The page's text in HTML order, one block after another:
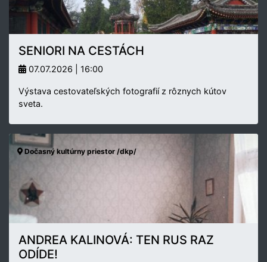
SENIORI NA CESTÁCH
07.07.2026 | 16:00
Výstava cestovateľských fotografií z rôznych kútov
sveta.
Dočasný kultúrny priestor /dkp/
ANDREA KALINOVÁ: TEN RUS RAZ
ODÍDE!